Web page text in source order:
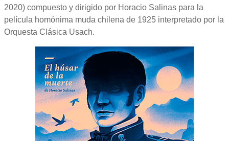
2020) compuesto y dirigido por Horacio Salinas para la
película homónima muda chilena de 1925 interpretado por la
Orquesta Clásica Usach.